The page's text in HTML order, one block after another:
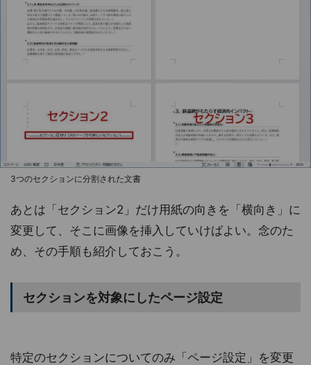
3つのセクションに分割された文書
あとは「セクション2」だけ用紙の向きを「横向き」に
変更して、そこに画像を挿入していけばよい。念のた
め、その手順も紹介しておこう。
セクションを対象にしたページ設定
特定のセクションについてのみ「ページ設定」を変更